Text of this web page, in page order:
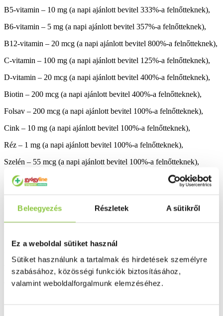
Beleegyezés Részletek A sütikről
Ez a weboldal sütiket használ
Sütiket használunk a tartalmak és hirdetések személyre
szabásához, közösségi funkciók biztosításához,
valamint weboldalforgalmunk elemzéséhez.
B5-vitamin – 10 mg (a napi ajánlott bevitel 333%-a felnőtteknek),
B6-vitamin – 5 mg (a napi ajánlott bevitel 357%-a felnőtteknek),
B12-vitamin – 20 mcg (a napi ajánlott bevitel 800%-a felnőtteknek),
C-vitamin – 100 mg (a napi ajánlott bevitel 125%-a felnőtteknek),
D-vitamin – 20 mcg (a napi ajánlott bevitel 400%-a felnőtteknek),
Biotin – 200 mcg (a napi ajánlott bevitel 400%-a felnőtteknek),
Folsav – 200 mcg (a napi ajánlott bevitel 100%-a felnőtteknek),
Cink – 10 mg (a napi ajánlott bevitel 100%-a felnőtteknek),
Réz – 1 mg (a napi ajánlott bevitel 100%-a felnőtteknek),
Szelén – 55 mcg (a napi ajánlott bevitel 100%-a felnőtteknek),
Szabalpálma-kivonat – 120 mg,
Koffein – 20 mg.
Naponta 2 x 1 kapszula, reggel és este, bő folyadékkal egészben
bevéve. Javasolt 3 hónapos kúrát tartani, hiszen idő kell ahhoz, hogy
a belső folyamatok kívülről is látványosak legyenek. A 3 hónapos
kúra 3 doboz 60 darabos Hairclinic Men kapszula mennyiségével
egyenértékű.